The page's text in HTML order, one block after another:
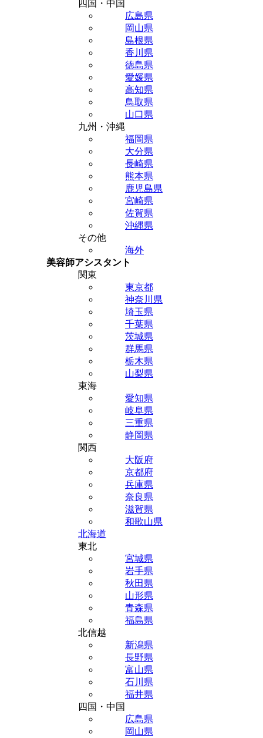
四国・中国
広島県
岡山県
島根県
香川県
徳島県
愛媛県
高知県
鳥取県
山口県
九州・沖縄
福岡県
大分県
長崎県
熊本県
鹿児島県
宮崎県
佐賀県
沖縄県
その他
海外
美容師アシスタント
関東
東京都
神奈川県
埼玉県
千葉県
茨城県
群馬県
栃木県
山梨県
東海
愛知県
岐阜県
三重県
静岡県
関西
大阪府
京都府
兵庫県
奈良県
滋賀県
和歌山県
北海道
東北
宮城県
岩手県
秋田県
山形県
青森県
福島県
北信越
新潟県
長野県
富山県
石川県
福井県
四国・中国
広島県
岡山県